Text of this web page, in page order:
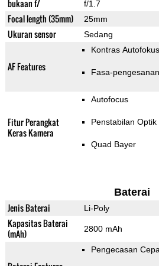
bukaan f/ f/1.7
Focal length (35mm) 25mm
Ukuran sensor Sedang
AF Features
Kontras Autofokus
Fasa-
Fitur Perangkat
Keras Kamera
Autofocus
Penstabilan Optik
Quad Bayer
Baterai
Jenis Baterai Li-Poly
Kapasitas Baterai
(mAh)
2800 mAh
Pengecasan